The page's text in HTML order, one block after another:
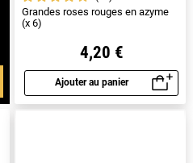
Grandes roses rouges en azyme
(x 6)
4,20 €
Ajouter au panier
Aperçu rapide